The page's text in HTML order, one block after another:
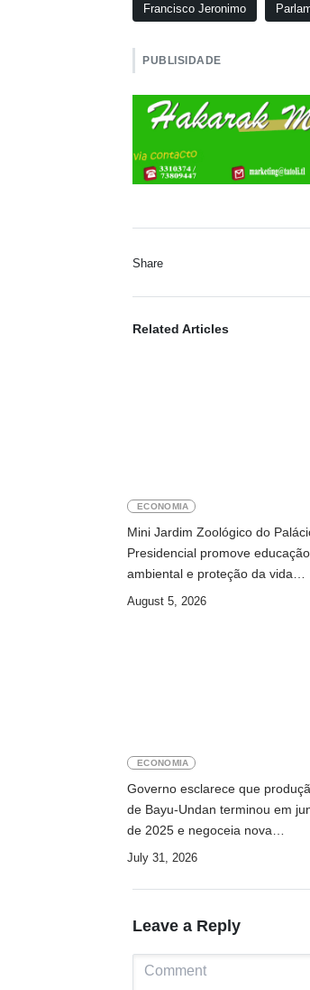
Francisco Jeronimo
PUBLISIDADE
Share
Related Articles
ECONOMIA
Mini Jardim Zoológico do
Presidencial promove educação
ambiental e proteção da vida
selvagem
August 5, 2026
ECONOMIA
Governo esclarece que
de Bayu-Undan terminou em
de 2025 e negoceia nova
utilização das infraestruturas
July 31, 2026
Leave a Reply